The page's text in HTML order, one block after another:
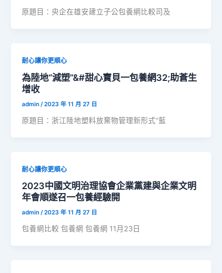
原題目：央企在雄安建立子公包養網比較司及
耐心讓你更順心
為陸地“減塑”&#甜心寶貝一包養網32;助蒼生
增收
admin/2023 年 11 月 27 日
原題目：浙江陸地塑料放棄物管理新形式“藍
耐心讓你更順心
2023中國文明治理協會企業黨建與企業文明
年會順遂召一包養經驗開
admin/2023 年 11 月 27 日
包養網比較 包養網 包養網 11月23日